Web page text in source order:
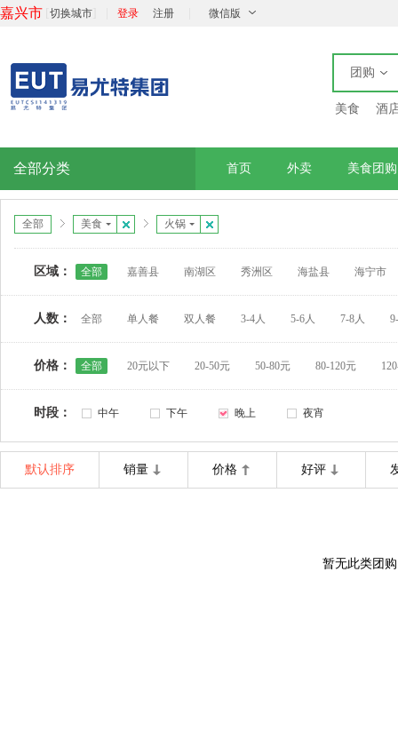
嘉兴市 切换城市 登录 注册 微信版
团购
美食 酒
全部分类 首页 外卖 美食团购
全部 美食 火锅
区域： 全部 嘉善县 南湖区 秀洲区 海盐县 海宁市
人数： 全部 单人餐 双人餐 3-4人 5-6人 7-8人
价格： 全部 20元以下 20-50元 50-80元 80-120元
时段： 中午 下午 晚上 夜宵
默认排序 销量 价格 好评
暂无此类团